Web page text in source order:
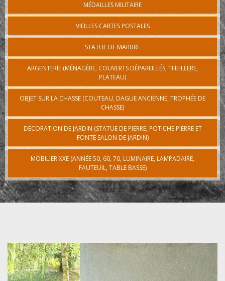
MÉDAILLES MILITAIRE
VIEILLES CARTES POSTALES
STATUE DE MARBRE
ARGENTERIE (MÉNAGÈRE, COUVERTS DÉPAREILLÉS, THEILLERE,
PLATEAU)
OBJET SUR LA CHASSE (COUTEAU, DAGUE ANCIENNE, TROPHÉE DE
CHASSE)
DÉCORATION DE JARDIN (STATUE DE PIERRE, POTICHE PIERRE ET
FONTE SALON DE JARDIN)
MOBILIER XXE (ANNÉE 50, 60, 70, LUMINAIRE, LAMPADAIRE,
FAUTEUIL, TABLE BASSE)